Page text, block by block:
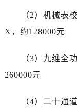
（2）机械表
X，约128000元
（3）九维全
260000元
（4）二十通